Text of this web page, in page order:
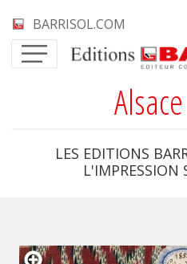
BARRISOL.COM
LES EDITIONS
L'IMPRESSION